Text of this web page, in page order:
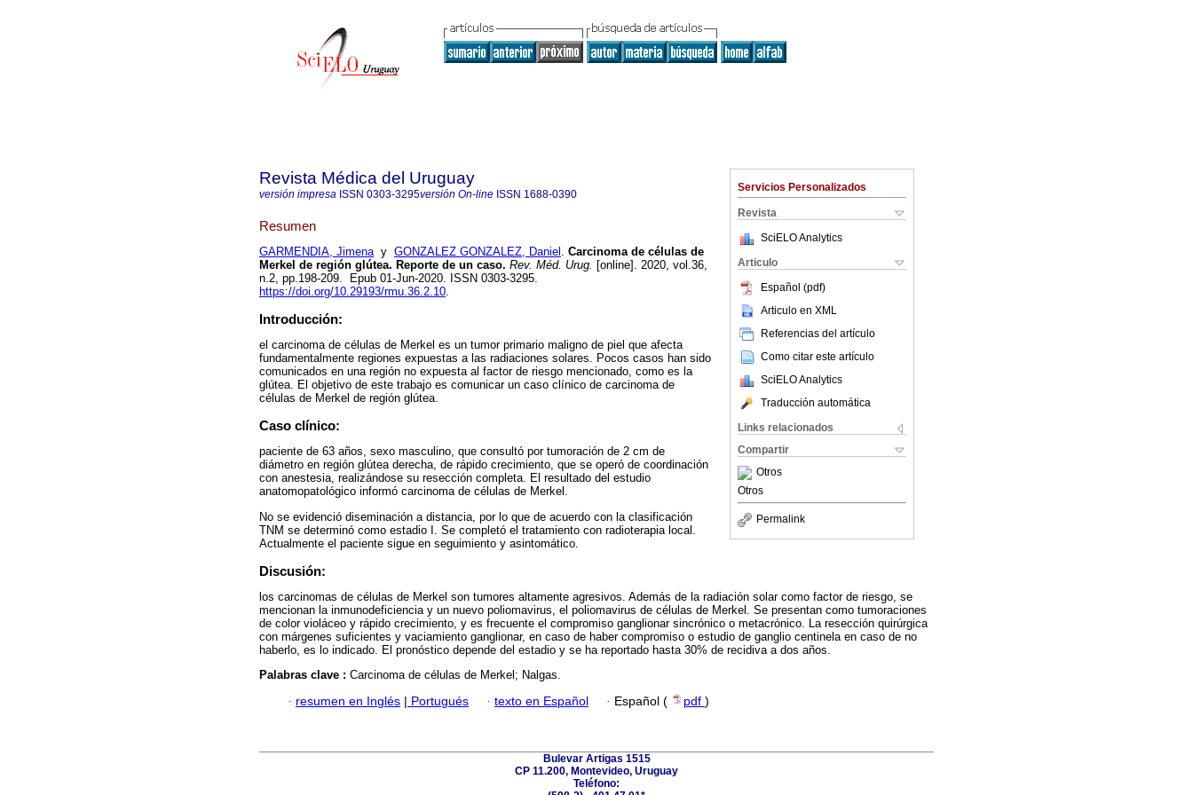
Servicios Personalizados
Revista
SciELO Analytics
Articulo
Español (pdf)
Articulo en XML
Referencias del artículo
Como citar este artículo
SciELO Analytics
Traducción automática
Links relacionados
Compartir
Otros
Otros
Permalink
Revista Médica del Uruguay
versión impresa ISSN 0303-3295versión On-line ISSN 1688-0390
Resumen
GARMENDIA, Jimenay GONZALEZ GONZALEZ, Daniel . Carcinoma de células de
Merkel de región glútea. Reporte de un caso. Rev. Méd. Urug. [online]. 2020, vol.36,
n.2, pp.198-209. Epub 01-Jun-2020. ISSN 0303-3295.
https://doi.org/10.29193/rmu.36.2.10.
Introducción:
el carcinoma de células de Merkel es un tumor primario maligno de piel que afecta
fundamentalmente regiones expuestas a las radiaciones solares. Pocos casos han sido
comunicados en una región no expuesta al factor de riesgo mencionado, como es la
glútea. El objetivo de este trabajo es comunicar un caso clínico de carcinoma de
células de Merkel de región glútea.
Caso clínico:
paciente de 63 años, sexo masculino, que consultó por tumoración de 2 cm de
diámetro en región glútea derecha, de rápido crecimiento, que se operó de coordinación
con anestesia, realizándose su resección completa. El resultado del estudio
anatomopatológico informó carcinoma de células de Merkel.
No se evidenció diseminación a distancia, por lo que de acuerdo con la clasificación
TNM se determinó como estadio I. Se completó el tratamiento con radioterapia local.
Actualmente el paciente sigue en seguimiento y asintomático.
Discusión:
los carcinomas de células de Merkel son tumores altamente agresivos. Además de la radiación solar como factor de riesgo, se
mencionan la inmunodeficiencia y un nuevo poliomavirus, el poliomavirus de células de Merkel. Se presentan como tumoraciones
de color violáceo y rápido crecimiento, y es frecuente el compromiso ganglionar sincrónico o metacrónico. La resección quirúrgica
con márgenes suficientes y vaciamiento ganglionar, en caso de haber compromiso o estudio de ganglio centinela en caso de no
haberlo, es lo indicado. El pronóstico depende del estadio y se ha reportado hasta 30% de recidiva a dos años.
Palabras clave : Carcinoma de células de Merkel; Nalgas.
· resumen en Inglés Portugués · texto en Español · Español ( pdf )
Bulevar Artigas 1515
CP 11.200, Montevideo, Uruguay
Teléfono: